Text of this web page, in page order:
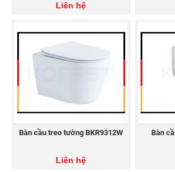
kiện, vòi chậu, chậu rửa, bồn tiểu
Hotline: 1900 636 054
Email:
Website:https://www.korest.vn
---------------------------
Liên hệ
Bàn cầu treo tường BKR9312W
Liên hệ
Bàn